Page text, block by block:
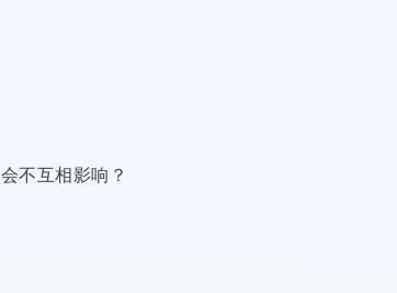
不互相影响？